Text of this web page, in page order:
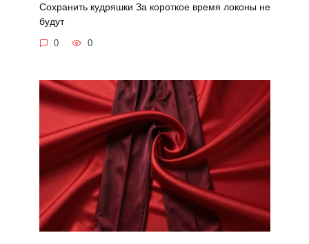
Сохранить кудряшки За короткое время локоны не
будут
0 0